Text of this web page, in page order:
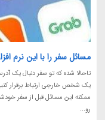
مسائل سفر را با این نرم
تاحالا شده که تو سفر دنبال یک
یک شخص خارجی ارتباط برقرار
ممکنه این مسائل قبل از سفر
رو...